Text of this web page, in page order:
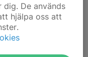
De används
hjälpa oss att